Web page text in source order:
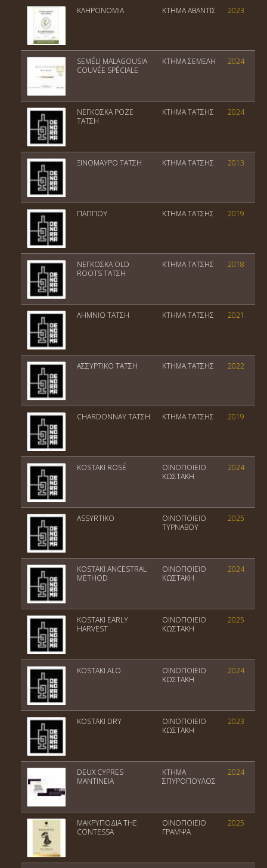
ΚΛΗΡΟΝΟΜΙΑ ΚΤΗΜΑ ΑΒΑΝΤΙΣ 2023
SEMÉLI MALAGOUSIA
COUVÉE SPÉCIALE
ΚΤΗΜΑ ΣΕΜΕΛΗ 2024
ΝΕΓΚΟΣΚΑ ΡΟΖΕ
ΤΑΤΣΗ
ΚΤΗΜΑ ΤΑΤΣΗΣ 2024
ΞΙΝΟΜΑΥΡΟ ΤΑΤΣΗ ΚΤΗΜΑ ΤΑΤΣΗΣ 2013
ΠΑΠΠΟΥ ΚΤΗΜΑ ΤΑΤΣΗΣ 2019
ΝΕΓΚΟΣΚΑ OLD
ROOTS ΤΑΤΣΗ
ΚΤΗΜΑ ΤΑΤΣΗΣ 2018
ΛΗΜΝΙΟ ΤΑΤΣΗ ΚΤΗΜΑ ΤΑΤΣΗΣ 2021
ΑΣΣΥΡΤΙΚΟ ΤΑΤΣΗ ΚΤΗΜΑ ΤΑΤΣΗΣ 2022
CHARDONNAY ΤΑΤΣΗ ΚΤΗΜΑ ΤΑΤΣΗΣ 2019
KOSTAKI ROSÉ
ΟΙΝΟΠΟΙΕΙΟ
ΚΩΣΤΑΚΗ
2024
ASSYRTIKO
ΟΙΝΟΠΟΙΕΙΟ
ΤΥΡΝΑΒΟΥ
2025
KOSTAKI ANCESTRAL
METHOD
ΟΙΝΟΠΟΙΕΙΟ
ΚΩΣΤΑΚΗ
2024
KOSTAKI EARLY
HARVEST
ΟΙΝΟΠΟΙΕΙΟ
ΚΩΣΤΑΚΗ
2025
KOSTAKI ALO
ΟΙΝΟΠΟΙΕΙΟ
ΚΩΣΤΑΚΗ
2024
KOSTAKI DRY
ΟΙΝΟΠΟΙΕΙΟ
ΚΩΣΤΑΚΗ
2023
DEUX CYPRES
ΜΑΝΤΙΝΕΙΑ
ΚΤΗΜΑ
ΣΠΥΡΟΠΟΥΛΟΣ
2024
ΜΑΚΡΥΠΟΔΙΑ THE
CONTESSA
ΟΙΝΟΠΟΙΕΙΟ
ΓΡΑΜΨΑ
2025